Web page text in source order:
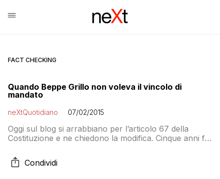
FACT CHECKING
Quando Beppe Grillo non voleva il vincolo di
mandato
neXtQuotidiano 07/02/2015
Oggi sul blog si arrabbiano per l’articolo 67 della
Costituzione e ne chiedono la modifica. Cinque anni fa
Condividi